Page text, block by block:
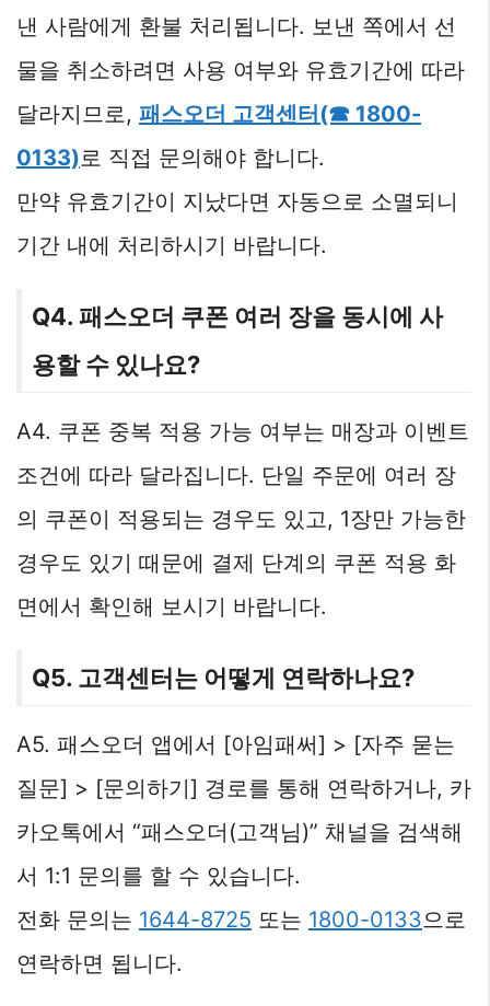
낸 사람에게 환불 처리됩니다. 보낸 쪽에서 선
물을 취소하려면 사용 여부와 유효기간에 따라
달라지므로, 패스오더 고객센터(☎ 1800-
0133)로 직접 문의해야 합니다.
만약 유효기간이 지났다면 자동으로 소멸되니
기간 내에 처리하시기 바랍니다.
Q4. 패스오더 쿠폰 여러 장을 동시에 사
용할 수 있나요?
A4. 쿠폰 중복 적용 가능 여부는 매장과 이벤트
조건에 따라 달라집니다. 단일 주문에 여러 장
의 쿠폰이 적용되는 경우도 있고, 1장만 가능한
경우도 있기 때문에 결제 단계의 쿠폰 적용 화
면에서 확인해 보시기 바랍니다.
Q5. 고객센터는 어떻게 연락하나요?
A5. 패스오더 앱에서 [아임패써] > [자주 묻는
질문] > [문의하기] 경로를 통해 연락하거나, 카
카오톡에서 “패스오더(고객님)” 채널을 검색해
서 1:1 문의를 할 수 있습니다.
전화 문의는 1644-8725 또는 1800-0133으로
연락하면 됩니다.